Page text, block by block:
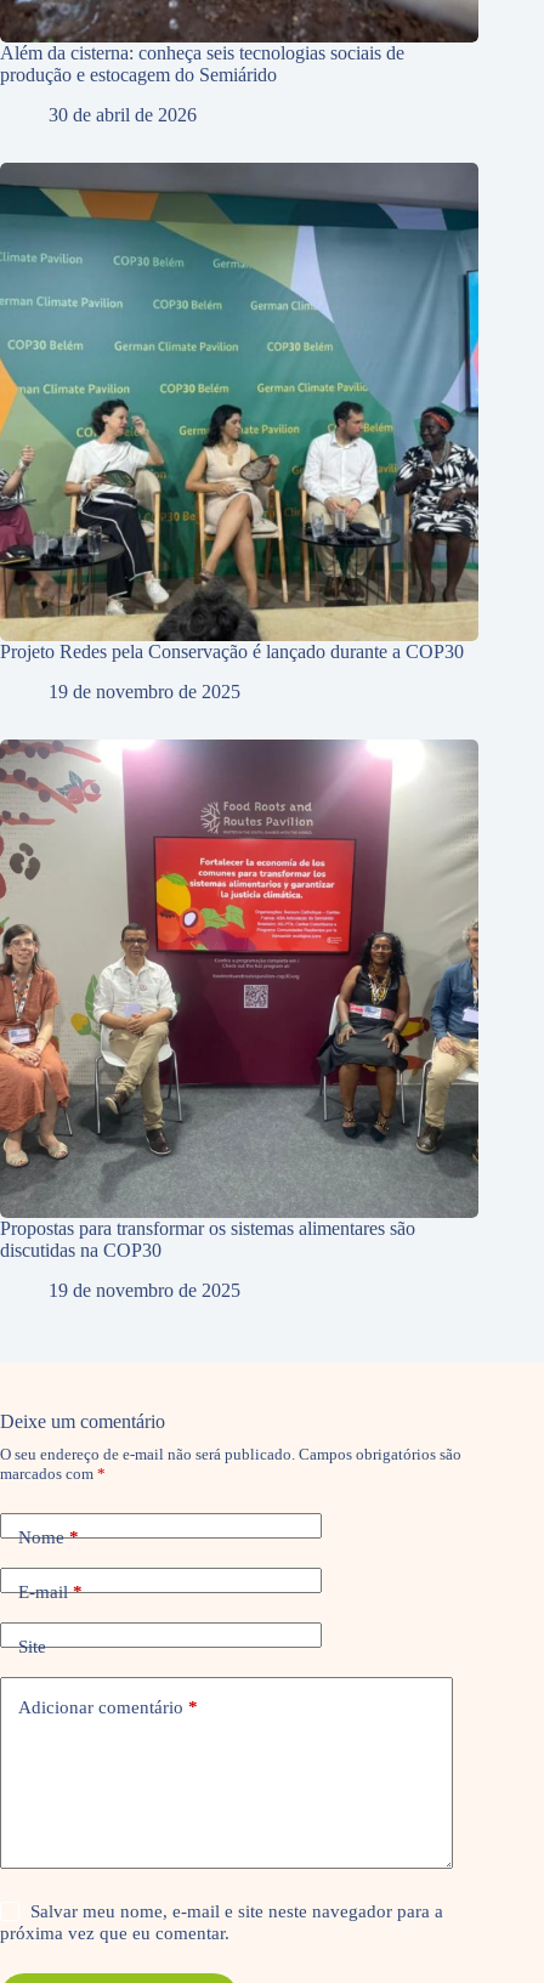
Além da cisterna: conheça seis tecnologias sociais de
produção e estocagem do Semiárido
30 de abril de 2026
Projeto Redes pela Conservação é lançado durante a COP30
19 de novembro de 2025
Propostas para transformar os sistemas alimentares são
discutidas na COP30
19 de novembro de 2025
Deixe um comentário
O seu endereço de e-mail não será publicado. Campos obrigatórios são
marcados com *
Nome*
E-mail*
Site
Adicionar comentário *
Salvar meu nome, e-mail e site neste navegador para a
próxima vez que eu comentar.